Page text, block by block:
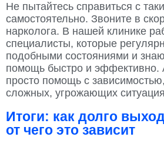
Не пытайтесь справиться с
самостоятельно. Звоните в
нарколога. В нашей клинике
специалисты, которые
подобными состояниями и
помощь быстро и
просто помощь с
сложных, угрожающих
Итоги: как долго
от чего это зависит